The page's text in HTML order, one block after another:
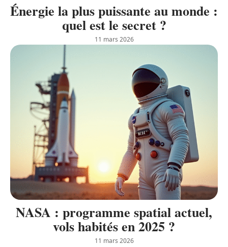
Énergie la plus puissante au monde :
quel est le secret ?
11 mars 2026
NASA : programme spatial actuel,
vols habités en 2025 ?
11 mars 2026